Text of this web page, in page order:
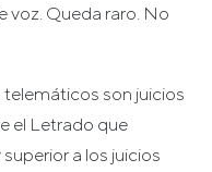
voz. Queda raro. No
telemáticos son juicios
el Letrado que
a los juicios